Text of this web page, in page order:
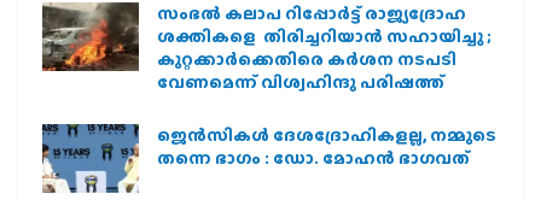
സംഭൽ കലാപ റിപ്പോർട്ട് രാജ്യദ്രോഹ
ശക്തികളെ തിരിച്ചറിയാൻ സഹായിച്ചു ;
കുറ്റക്കാർക്കെതിരെ കർശന നടപടി
വേണമെന്ന് വിശ്വഹിന്ദു പരിഷത്ത്
ജെന്‍സികള്‍ ദേശദ്രോഹികളല്ല, നമ്മുടെ
തന്നെ ഭാഗം : ഡോ. മോഹന്‍ ഭാഗവത്